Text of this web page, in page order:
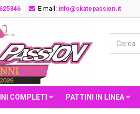
E-mail: info@skatepassion.it
COMPLETI PATTINI IN LINEA